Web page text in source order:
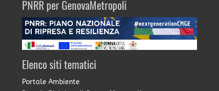
PNRR per GenovaMetropoli
Elenco siti tematici
Portale Ambiente